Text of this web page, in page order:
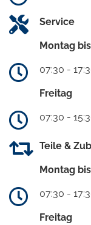
Service
Montag
07:30 -
Freitag
07:30 -
Teile &
Montag
07:30 -
Freitag